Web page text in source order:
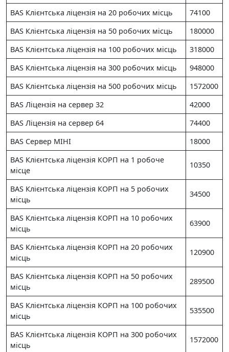
BAS Клієнтська ліцензія на 20 робочих місць
74100
BAS Клієнтська ліцензія на 50 робочих місць
180000
BAS Клієнтська ліцензія на 100 робочих місць
318000
BAS Клієнтська ліцензія на 300 робочих місць
948000
BAS Клієнтська ліцензія на 500 робочих місць
1572000
BAS Ліцензія на сервер 32
42000
BAS Ліцензія на сервер 64
74400
BAS Сервер МІНІ
18000
BAS Клієнтська ліцензія КОРП на 1 робоче
місце
10350
BAS Клієнтська ліцензія КОРП на 5 робочих
місць
34500
BAS Клієнтська ліцензія КОРП на 10 робочих
місць
63900
BAS Клієнтська ліцензія КОРП на 20 робочих
місць
120900
BAS Клієнтська ліцензія КОРП на 50 робочих
місць
289500
BAS Клієнтська ліцензія КОРП на 100 робочих
місць
535500
BAS Клієнтська ліцензія КОРП на 300 робочих
місць
1572000